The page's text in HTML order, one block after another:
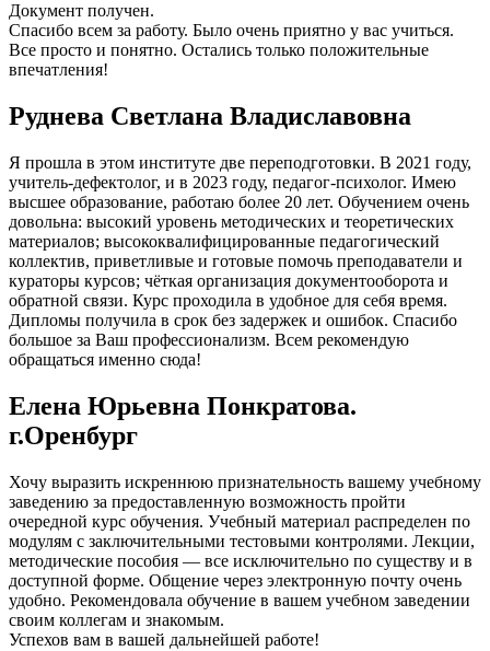
Документ получен.
Спасибо всем за работу. Было очень приятно у вас учиться.
Все просто и понятно. Остались только положительные
впечатления!
Руднева Светлана Владиславовна
Я прошла в этом институте две переподготовки. В 2021 году,
учитель-дефектолог, и в 2023 году, педагог-психолог. Имею
высшее образование, работаю более 20 лет. Обучением очень
довольна: высокий уровень методических и теоретических
материалов; высококвалифицированные педагогический
коллектив, приветливые и готовые помочь преподаватели и
кураторы курсов; чёткая организация документооборота и
обратной связи. Курс проходила в удобное для себя время.
Дипломы получила в срок без задержек и ошибок. Спасибо
большое за Ваш профессионализм. Всем рекомендую
обращаться именно сюда!
Елена Юрьевна Понкратова.
г.Оренбург
Хочу выразить искреннюю признательность вашему учебному
заведению за предоставленную возможность пройти
очередной курс обучения. Учебный материал распределен по
модулям с заключительными тестовыми контролями. Лекции,
методические пособия — все исключительно по существу и в
доступной форме. Общение через электронную почту очень
удобно. Рекомендовала обучение в вашем учебном заведении
своим коллегам и знакомым.
Успехов вам в вашей дальнейшей работе!